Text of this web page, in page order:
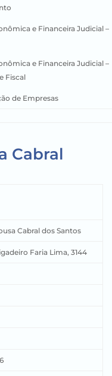
e Financeira Judicial –
e Financeira Judicial –
Fiscal
de Empresas
Cabral
Cabral dos Santos
Faria Lima, 3144